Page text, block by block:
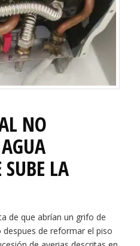
NO
SUBE LA
de que abrían un grifo de
de reformar el piso